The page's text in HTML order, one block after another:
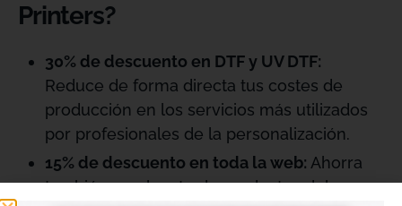
Printers?
30% de descuento en DTF y UV DTF:
Reduce de forma directa tus costes de
producción en los servicios más utilizados
por profesionales de la personalización.
15% de descuento en toda la web: Ahorra
también en el resto de productos del